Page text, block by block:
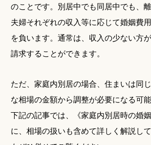
のことです。別居中でも同居中でも、離
夫婦それぞれの収入等に応じて婚姻費
を負います。通常は、収入の少ない方
請求することができます。
ただ、家庭内別居の場合、住まいは同
な相場の金額から調整が必要になる可能
下記の記事では、《家庭内別居時の婚
に、相場の扱いも含めて詳しく解説し